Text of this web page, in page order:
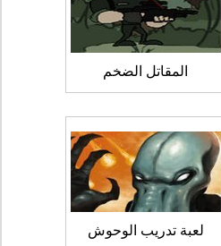
المقاتل الضخم
لعبة تدريب الوحوش